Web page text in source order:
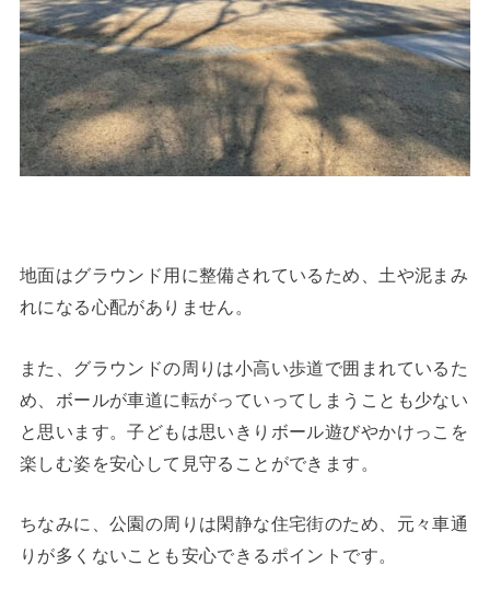
地面はグラウンド用に整備されているため、土や泥まみ
れになる心配がありません。
また、グラウンドの周りは小高い歩道で囲まれているた
め、ボールが車道に転がっていってしまうことも少ない
と思います。子どもは思いきりボール遊びやかけっこを
楽しむ姿を安心して見守ることができます。
ちなみに、公園の周りは閑静な住宅街のため、元々車通
りが多くないことも安心できるポイントです。